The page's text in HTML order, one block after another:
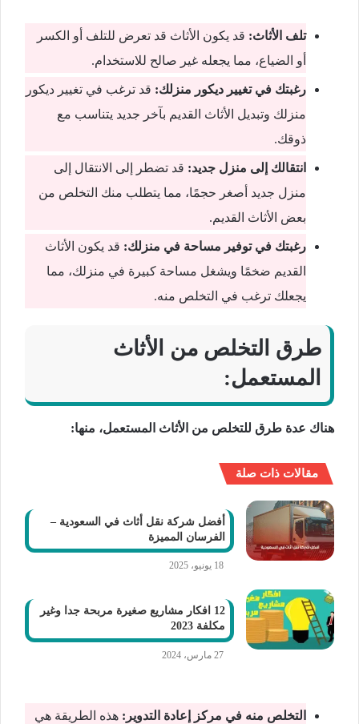
تلف الأثاث: قد يكون الأثاث قد تعرض للتلف أو الكسر
أو الضياع، مما يجعله غير صالح للاستخدام.
رغبتك في تغيير ديكور منزلك: قد ترغب في تغيير ديكور
منزلك وتبديل الأثاث القديم بآخر جديد يتناسب مع
ذوقك.
انتقالك إلى منزل جديد: قد تضطر إلى الانتقال إلى
منزل جديد أصغر حجمًا، مما يتطلب منك التخلص من
بعض الأثاث القديم.
رغبتك في توفير مساحة في منزلك: قد يكون الأثاث
القديم ضخمًا ويشغل مساحة كبيرة في منزلك، مما
يجعلك ترغب في التخلص منه.
طرق التخلص من الأثاث
المستعمل:
هناك عدة طرق للتخلص من الأثاث المستعمل، منها:
مقالات ذات صلة
أفضل شركة نقل أثاث في السعودية –
الفرسان المميزة
18 يونيو، 2025
12 افكار مشاريع صغيرة مربحة جدا وغير
مكلفة 2023
27 مارس، 2024
التخلص منه في مركز إعادة التدوير: هذه الطريقة هي